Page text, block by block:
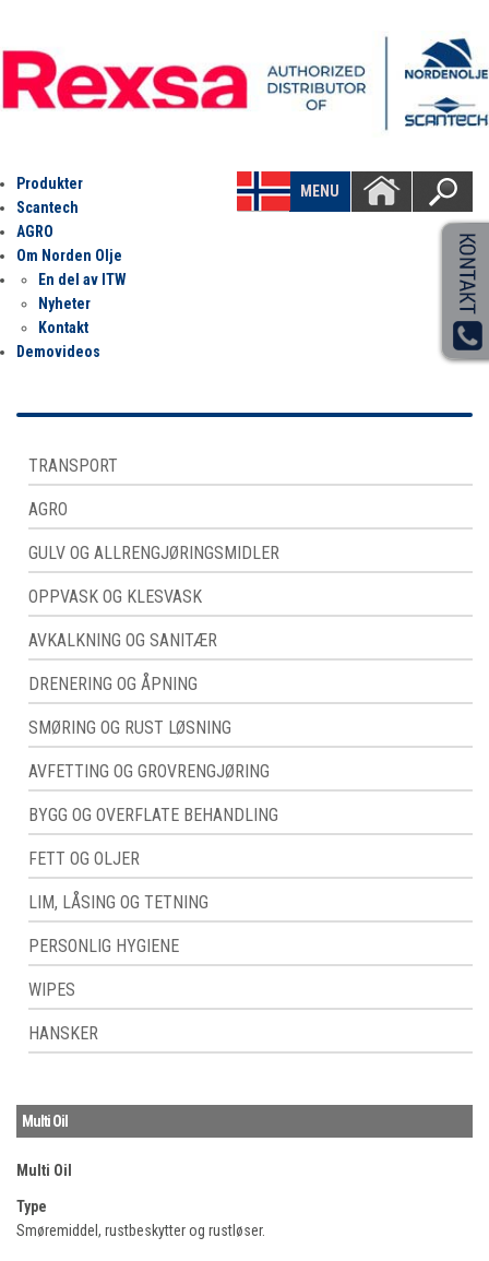
MENU
Produkter
Scantech
AGRO
Om Norden Olje
En del av ITW
Nyheter
Kontakt
Demovideos
TRANSPORT
AGRO
GULV OG ALLRENGJØRINGSMIDLER
OPPVASK OG KLESVASK
AVKALKNING OG SANITÆR
DRENERING OG ÅPNING
SMØRING OG RUST LØSNING
AVFETTING OG GROVRENGJØRING
BYGG OG OVERFLATE BEHANDLING
FETT OG OLJER
LIM, LÅSING OG TETNING
PERSONLIG HYGIENE
WIPES
HANSKER
Multi Oil
Multi Oil
Type
Smøremiddel, rustbeskytter og rustløser.